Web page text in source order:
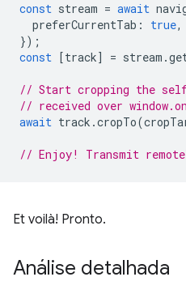
const stream = await
preferCurrentTab : true,
});
const [track] = stream .
// Start cropping the
// received over
await track .cropTo(
// Enjoy! Transmit
Et voilà! Pronto.
Análise detalhada